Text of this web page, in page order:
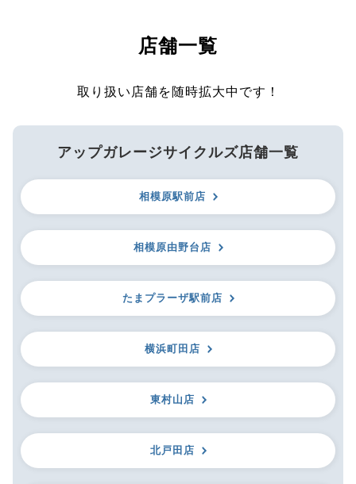
店舗一覧
取り扱い店舗を随時拡大中です！
アップガレージサイクルズ店舗一覧
相模原駅前店
相模原由野台店
たまプラーザ駅前店
横浜町田店
東村山店
北戸田店